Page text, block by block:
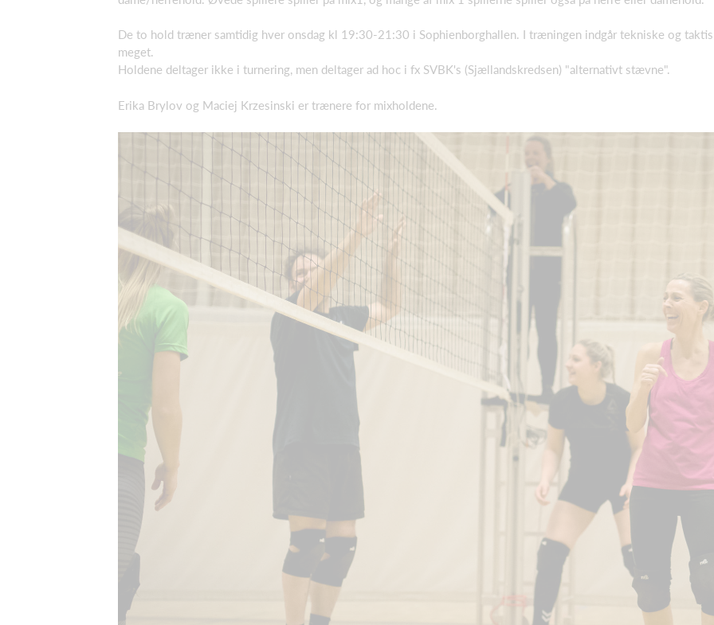
De to hold træner samtidig hver onsdag kl 19:30-21:30 i Sophienborghallen. I træningen indgår tekniske og
meget.
Holdene deltager ikke i turnering, men deltager ad hoc i fx SVBK's (Sjællandskredsen) "alternativt stævne".
Erika Brylov og Maciej Krzesinski er trænere for mixholdene.